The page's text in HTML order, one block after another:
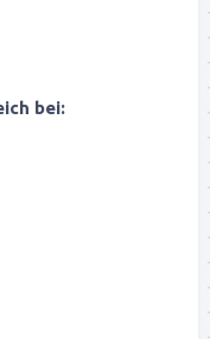
bei: